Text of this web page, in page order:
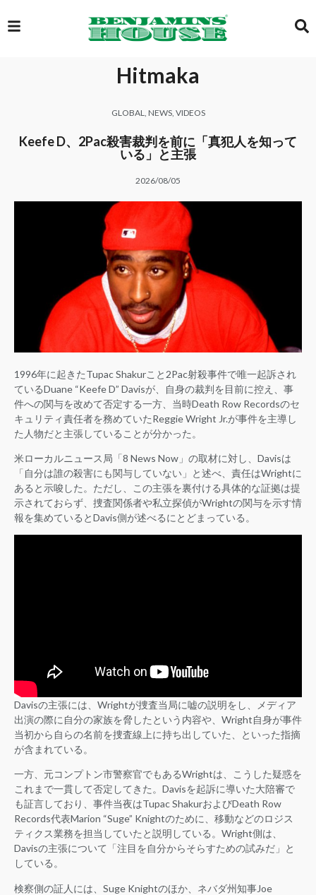
EXCLUSIVE
GLOBAL
GALLERY
LOGIN
Hitmaka
GLOBAL NEWS, VIDEOS
Keefe D、2Pac殺害裁判を前に「真犯人を知って
いる」と主張
2026/08/05
1996年に起きたTupac Shakurこと2Pac射殺事件で唯一起訴され
ているDuane “Keefe D” Davisが、自身の裁判を目前に控え、事
件への関与を改めて否定する一方、当時Death Row Recordsのセ
キュリティ責任者を務めていたReggie Wright Jr.が事件を主導し
た人物だと主張していることが分かった。
米ローカルニュース局「8 News Now」の取材に対し、Davisは
「自分は誰の殺害にも関与していない」と述べ、責任はWrightに
あると示唆した。ただし、この主張を裏付ける具体的な証拠は提
示されておらず、捜査関係者や私立探偵がWrightの関与を示す情
報を集めているとDavis側が述べるにとどまっている。
Davisの主張には、Wrightが捜査当局に嘘の説明をし、メディア
出演の際に自分の家族を脅したという内容や、Wright自身が事件
当初から自らの名前を捜査線上に持ち出していた、といった指摘
が含まれている。
一方、元コンプトン市警察官でもあるWrightは、こうした疑惑を
これまで一貫して否定してきた。Davisを起訴に導いた大陪審で
も証言しており、事件当夜はTupac ShakurおよびDeath Row
Records代表Marion “Suge” Knightのために、移動などのロジス
ティクス業務を担当していたと説明している。Wright側は、
Davisの主張について「注目を自分からそらすための試みだ」と
している。
検察側の証人には、Suge Knightのほか、ネバダ州知事Joe